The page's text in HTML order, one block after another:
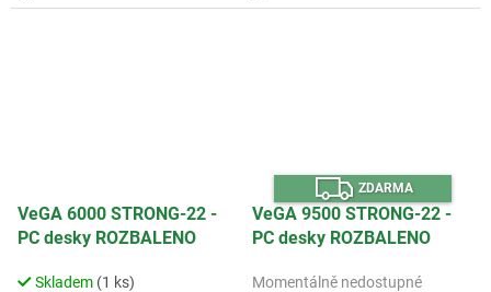
VeGA 6000 STRONG-22 -
PC desky ROZBALENO
Skladem (1 ks)
Z
D
A
R
M
ZDARMA
VeGA 9500 STRONG-22 -
PC desky ROZBALENO
Momentálně nedostupné